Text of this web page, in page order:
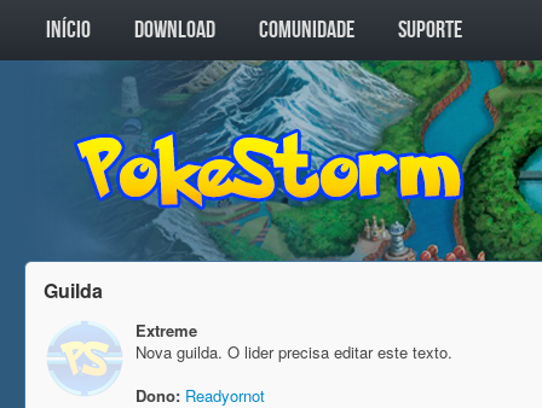
INÍCIO DOWNLOAD COMUNIDADE SUPORTE
Guilda
Extreme
Nova guilda. O lider precisa editar este texto.
Dono: Readyornot